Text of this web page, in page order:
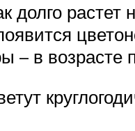
долго
– в возрасте